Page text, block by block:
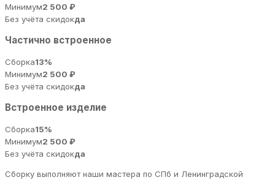
Минимум2 500 ₽
Без учёта скидокда
Частично встроенное
Сборка13%
Минимум2 500 ₽
Без учёта скидокда
Встроенное изделие
Сборка15%
Минимум2 500 ₽
Без учёта скидокда
Сборку выполняют наши мастера по СПб и Ленинградской